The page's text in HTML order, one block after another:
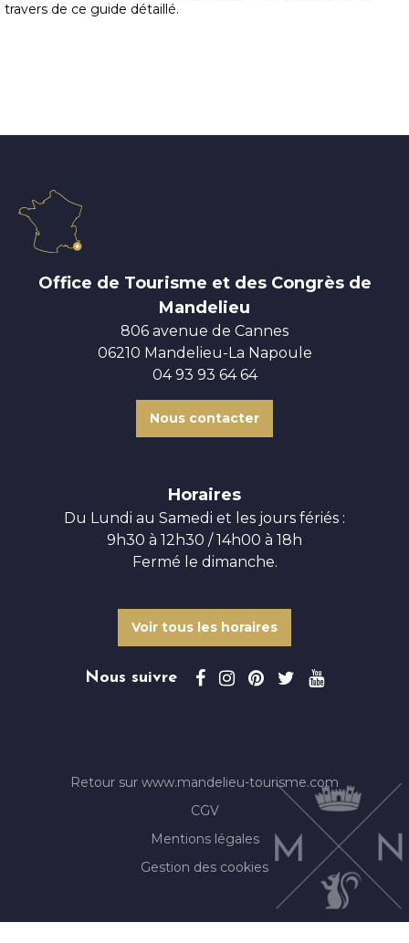
travers de ce guide détaillé.
Office de Tourisme et des Congrès de
Mandelieu
806 avenue de Cannes
06210 Mandelieu-La Napoule
04 93 93 64 64
Nous contacter
Horaires
Du Lundi au Samedi et les jours fériés :
9h30 à 12h30 / 14h00 à 18h
Fermé le dimanche.
Voir tous les horaires
Nous suivre
Retour sur www.mandelieu-tourisme.com
CGV
Mentions légales
Gestion des cookies